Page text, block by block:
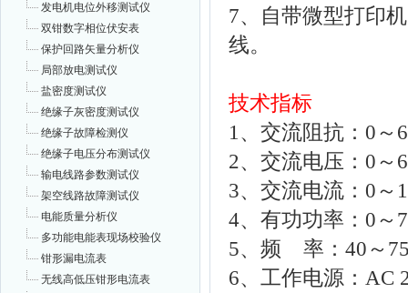
发电机电位外移测试仪
双钳数字相位伏安表
保护回路矢量分析仪
局部放电测试仪
盐密度测试仪
绝缘子灰密度测试仪
绝缘子故障检测仪
绝缘子电压分布测试仪
输电线路参数测试仪
架空线路故障测试仪
电能质量分析仪
多功能电能表现场校验仪
钳形漏电流表
无线高低压钳形电流表
7、自带微型打印
线。
技术指标
1、交流阻抗：0
2、交流电压：0
3、交流电流：0
4、有功功率：0
5、频 率：40～
6、工作电源：AC